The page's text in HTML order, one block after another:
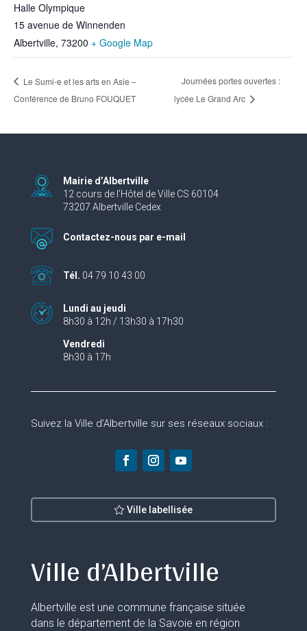
Halle Olympique
15 avenue de Winnenden
Albertville, 73200 + Google Map
Le Sumi-e et les arts en Asie –
Conférence de Bruno FOUQUET
Journées portes ouvertes :
lycée Le Grand Arc
Mairie d’Albertville
12 cours de l’Hôtel de Ville CS 60104
73207 Albertville Cedex
Contactez-nous par e-mail
Tél. 04 79 10 43 00
Lundi au jeudi
8h30 à 12h / 13h30 à 17h30
Vendredi
8h30 à 17h
Suivez la Ville d’Albertville sur ses réseaux sociaux :
Ville labellisée
Ville d’Albertville
Albertville est une commune française située
dans le département de la Savoie en région